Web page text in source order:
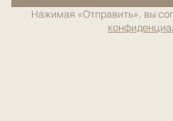
Нажимая «Отправить», вы